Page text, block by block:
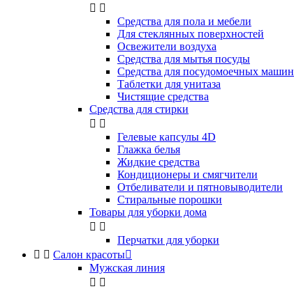
 
Cредства для пола и мебели
Для стеклянных поверхностей
Освежители воздуха
Средства для мытья посуды
Средства для посудомоечных машин
Таблетки для унитаза
Чистящие средства
Средства для стирки
 
Гелевые капсулы 4D
Глажка белья
Жидкие средства
Кондиционеры и смягчители
Отбеливатели и пятновыводители
Стиральные порошки
Товары для уборки дома
 
Перчатки для уборки
  Салон красоты
Мужская линия
 